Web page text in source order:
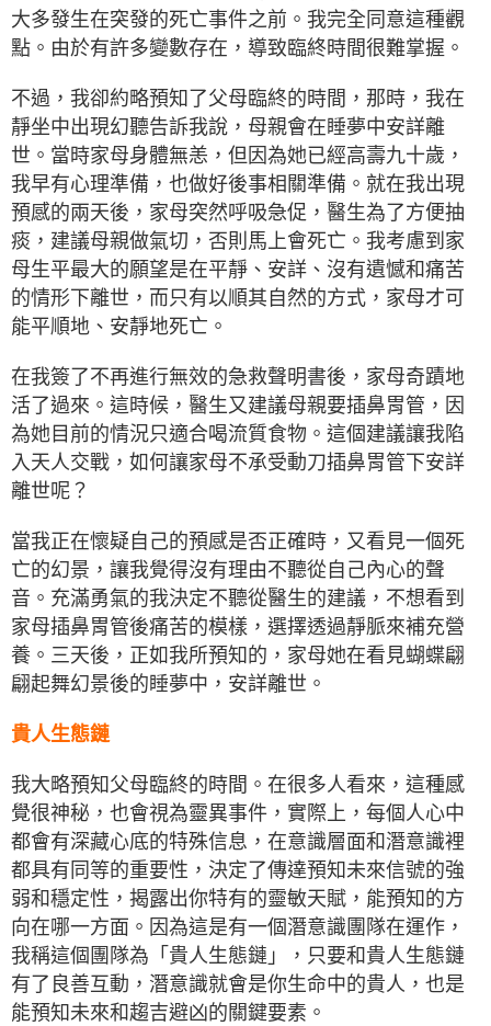
大多發生在突發的死亡事件之前。我完全同意這種觀
點。由於有許多變數存在，導致臨終時間很難掌握。
不過，我卻約略預知了父母臨終的時間，那時，我在
靜坐中出現幻聽告訴我說，母親會在睡夢中安詳離
世。當時家母身體無恙，但因為她已經高壽九十歲，
我早有心理準備，也做好後事相關準備。就在我出現
預感的兩天後，家母突然呼吸急促，醫生為了方便抽
痰，建議母親做氣切，否則馬上會死亡。我考慮到家
母生平最大的願望是在平靜、安詳、沒有遺憾和痛苦
的情形下離世，而只有以順其自然的方式，家母才可
能平順地、安靜地死亡。
在我簽了不再進行無效的急救聲明書後，家母奇蹟地
活了過來。這時候，醫生又建議母親要插鼻胃管，因
為她目前的情況只適合喝流質食物。這個建議讓我陷
入天人交戰，如何讓家母不承受動刀插鼻胃管下安詳
離世呢？
當我正在懷疑自己的預感是否正確時，又看見一個死
亡的幻景，讓我覺得沒有理由不聽從自己內心的聲
音。充滿勇氣的我決定不聽從醫生的建議，不想看到
家母插鼻胃管後痛苦的模樣，選擇透過靜脈來補充營
養。三天後，正如我所預知的，家母她在看見蝴蝶翩
翩起舞幻景後的睡夢中，安詳離世。
貴人生態鏈
我大略預知父母臨終的時間。在很多人看來，這種感
覺很神秘，也會視為靈異事件，實際上，每個人心中
都會有深藏心底的特殊信息，在意識層面和潛意識裡
都具有同等的重要性，決定了傳達預知未來信號的強
弱和穩定性，揭露出你特有的靈敏天賦，能預知的方
向在哪一方面。因為這是有一個潛意識團隊在運作，
我稱這個團隊為「貴人生態鏈」，只要和貴人生態鏈
有了良善互動，潛意識就會是你生命中的貴人，也是
能預知未來和趨吉避凶的關鍵要素。